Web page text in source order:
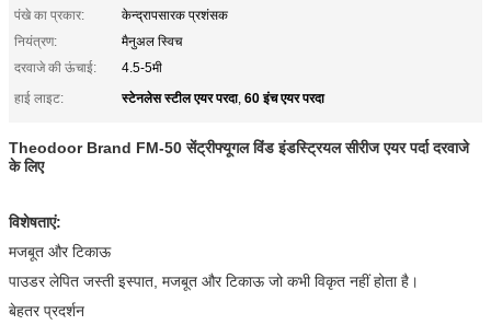
पंखे का प्रकार:
केन्द्रापसारक प्रशंसक
नियंत्रण:
मैनुअल स्विच
दरवाजे की ऊंचाई:
4.5-5मी
हाई लाइट:
स्टेनलेस स्टील एयर परदा, 60 इंच एयर परदा
Theodoor Brand FM-50 सेंट्रीफ्यूगल विंड इंडस्ट्रियल सीरीज एयर पर्दा दरवाजे
के लिए
विशेषताएं:
मजबूत और टिकाऊ
पाउडर लेपित जस्ती इस्पात, मजबूत और टिकाऊ जो कभी विकृत नहीं होता है।
बेहतर प्रदर्शन